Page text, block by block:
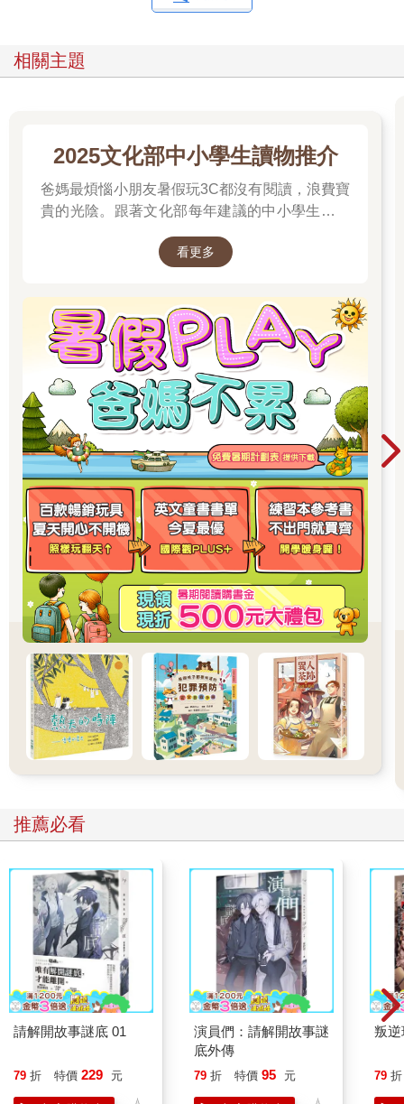
相關主題
2025文化部中小學生讀物推介
爸媽最煩惱小朋友暑假玩3C都沒有閱讀，浪費寶
貴的光陰。跟著文化部每年建議的中小學生讀物
看更多
推薦必看
請解開故事謎底 01
79 折 特價 229 元
演員們：請解開故事謎
底外傳
79 折 特價 95 元
叛逆
79 折